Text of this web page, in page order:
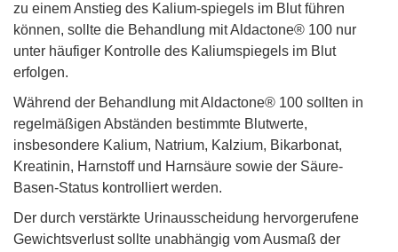
zu einem Anstieg des Kalium-spiegels im Blut führen
können, sollte die Behandlung mit Aldactone® 100 nur
unter häufiger Kontrolle des Kaliumspiegels im Blut
erfolgen.
Während der Behandlung mit Aldactone® 100 sollten in
regelmäßigen Abständen bestimmte Blutwerte,
insbesondere Kalium, Natrium, Kalzium, Bikarbonat,
Kreatinin, Harnstoff und Harnsäure sowie der Säure-
Basen-Status kontrolliert werden.
Der durch verstärkte Urinausscheidung hervorgerufene
Gewichtsverlust sollte unabhängig vom Ausmaß der